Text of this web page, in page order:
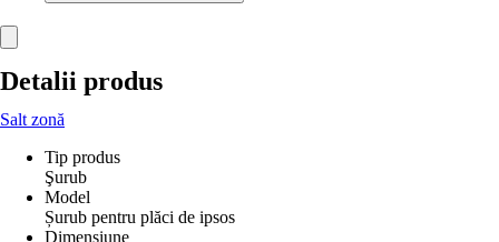
Detalii produs
Salt zonă
Tip produs
Şurub
Model
Șurub pentru plăci de ipsos
Dimensiune